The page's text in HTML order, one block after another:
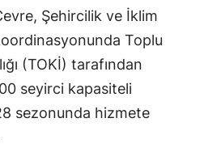
Şehircilik ve İklim
Toplu
(TOKİ) tarafından
seyirci kapasiteli
sezonunda hizmete